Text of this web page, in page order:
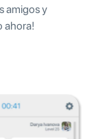
amigos y
ahora!